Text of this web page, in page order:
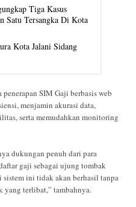
Tiga Kasus
Satu Tersangka Di Kota
Kota Jalani Sidang
SIM Gaji berbasis web
menjamin akurasi data,
serta memudahkan monitoring
dukungan penuh dari para
gaji sebagai ujung tombak
ini tidak akan berhasil tanpa
yang terlibat,” tambahnya.